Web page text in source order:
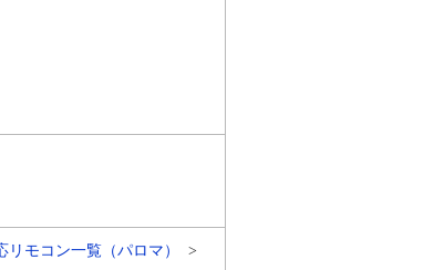
リモコン一覧（パロマ）